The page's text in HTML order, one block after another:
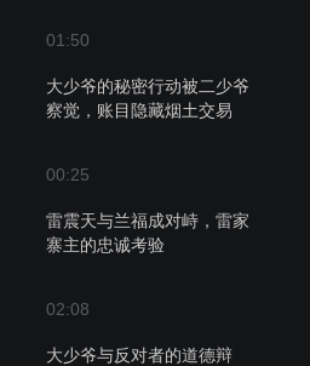
01:50
大少爷的秘密行动被二少爷
察觉，账目隐藏烟土交易
00:25
雷震天与兰福成对峙，雷家
寨主的忠诚考验
02:08
大少爷与反对者的道德辩